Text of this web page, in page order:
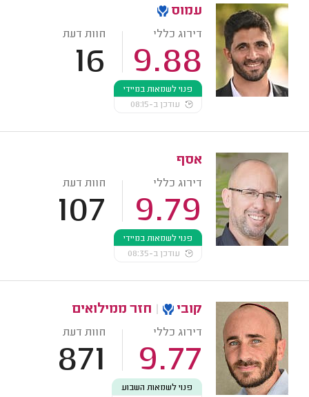
עמוס
דירוג כללי
9.88
חוות דעת
16
פנוי לשמאות במיידי
עודכן ב-08:15
אסף
דירוג כללי
9.79
חוות דעת
107
פנוי לשמאות במיידי
עודכן ב-08:35
קובי חזר ממילואים
דירוג כללי
9.77
חוות דעת
871
פנוי לשמאות השבוע